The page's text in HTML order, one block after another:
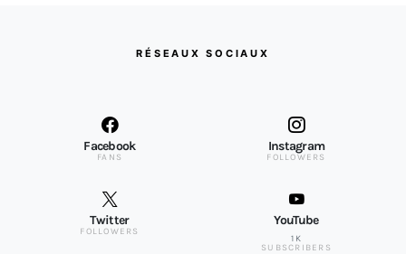
RÉSEAUX SOCIAUX
Facebook
FANS
Instagram
FOLLOWERS
Twitter
FOLLOWERS
YouTube
1K
SUBSCRIBERS